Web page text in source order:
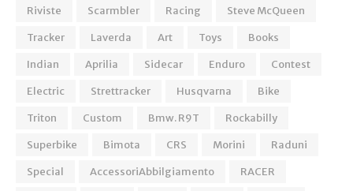
Riviste
Scarmbler Racing
Steve McQueen
Tracker
Laverda Art Toys
Books
Indian
Aprilia Sidecar Enduro
Contest
Electric
Strettracker Husqvarna
Bike
Triton
Custom Bmw. R9T
Rockabilly
Superbike
Bimota CRS Morini
Raduni
Special
AccessoriAbbilgiamento
RACER